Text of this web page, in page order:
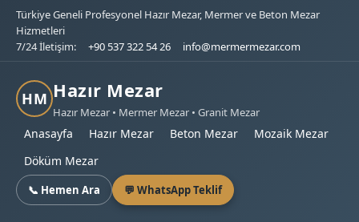
Türkiye Geneli Profesyonel Hazır Mezar, Mermer ve Beton Mezar
Hizmetleri
7/24 İletişim:
+90 537 322 54 26 info@mermermezar.com
HM Hazır Mezar
Hazır Mezar • Mermer Mezar • Granit Mezar
Anasayfa Hazır Mezar Beton Mezar
Mozaik Mezar
Döküm Mezar
📞 Hemen Ara 💬 WhatsApp Teklif